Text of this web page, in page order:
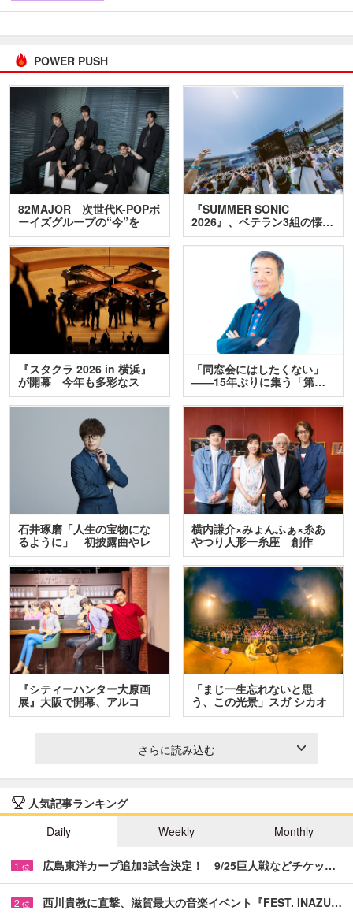
POWER PUSH
82MAJOR 次世代K-POPボ
ーイズグループの“今”を
訊…
『SUMMER SONIC
2026』、ベテラン3組の懐…
『スタクラ 2026 in 横浜』
が開幕 今年も多彩なス
テ…
「同窓会にはしたくない」
――15年ぶりに集う「第…
石井琢磨「人生の宝物にな
るように」 初披露曲やレ
ア…
横内謙介×みょんふぁ×糸あ
やつり人形一糸座 創作
人…
『シティーハンター大原画
展』大阪で開幕、アルコ
＆…
「まじ一生忘れないと思
う、この光景」スガ シカオ
と…
さらに読み込む
人気記事ランキング
Daily
Weekly Monthly
1 位 広島東洋カープ追加3試合決定！ 9/25巨人戦などチケッ…
2 位 西川貴教に直撃、滋賀最大の音楽イベント『FEST. INAZU…